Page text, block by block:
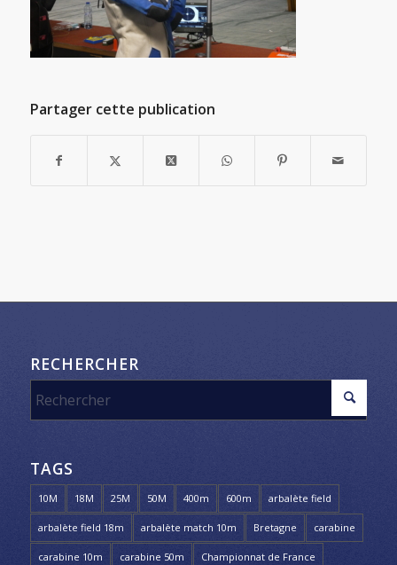
Partager cette publication
RECHERCHER
TAGS
10M 18M 25M 50M 400m 600m arbalète field
arbalète field 18m arbalète match 10m Bretagne carabine
carabine 10m carabine 50m Championnat de France